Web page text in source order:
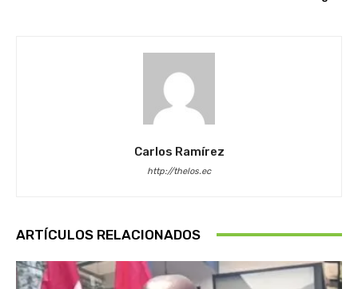
Carlos Ramírez
http://thelos.ec
ARTÍCULOS RELACIONADOS